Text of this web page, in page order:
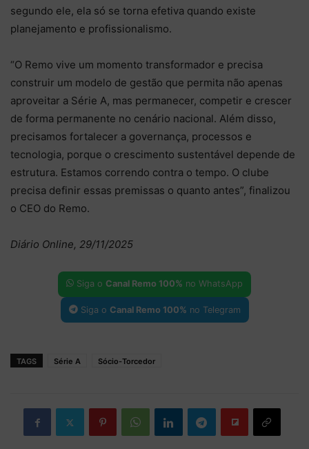
segundo ele, ela só se torna efetiva quando existe
planejamento e profissionalismo.
“O Remo vive um momento transformador e precisa
construir um modelo de gestão que permita não apenas
aproveitar a Série A, mas permanecer, competir e crescer
de forma permanente no cenário nacional. Além disso,
precisamos fortalecer a governança, processos e
tecnologia, porque o crescimento sustentável depende de
estrutura. Estamos correndo contra o tempo. O clube
precisa definir essas premissas o quanto antes”, finalizou
o CEO do Remo.
Diário Online, 29/11/2025
Siga o Canal Remo 100% no WhatsApp
Siga o Canal Remo 100% no Telegram
TAGS Série A Sócio-Torcedor